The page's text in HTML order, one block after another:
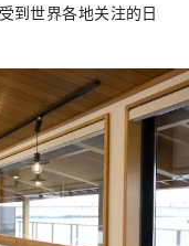
到世界各地关注的日